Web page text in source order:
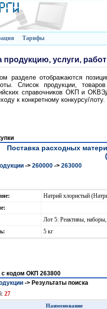
Тарифы
продукцию, услуги,
разделе отображаются
Список продукции,
справочников ОКП и
к конкретному конкурсу/лоту.
Поставка расходных
-> 260000 -> 263000
Натрий хлористый
Лот 5: Реактивы,
5 кг
с кодом ОКП 263800
-> Результаты поиска
27
Наименование